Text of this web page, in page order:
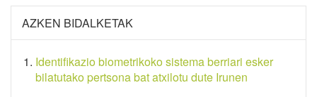
AZKEN BIDALKETAK
Identifikazio biometrikoko sistema berriari esker
bilatutako pertsona bat atxilotu dute Irunen